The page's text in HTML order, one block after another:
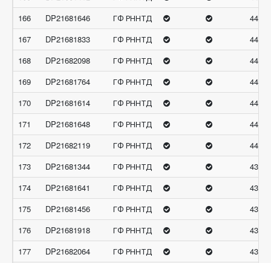
166
DP21681646 ГФ РННТД
44.64
167
DP21681833 ГФ РННТД
168
DP21682098 ГФ РННТД
44.45
169
DP21681764 ГФ РННТД
170
DP21681614 ГФ РННТД
44.3
171
DP21681648 ГФ РННТД
44.13
172
DP21682119 ГФ РННТД
44.11
173
DP21681344 ГФ РННТД
43.89
174
DP21681641 ГФ РННТД
43.88
175
DP21681456 ГФ РННТД
43.86
176
DP21681918 ГФ РННТД
177
DP21682064 ГФ РННТД